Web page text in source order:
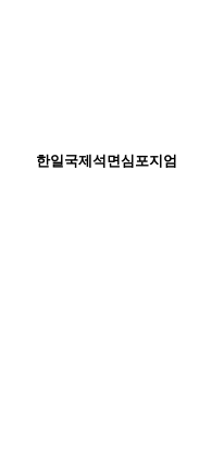
한일국제석면심포지엄